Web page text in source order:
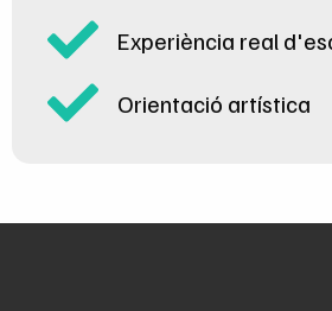
Experiència real
Orientació artística